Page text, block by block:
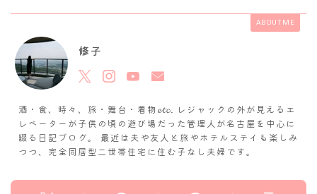
ABOUT ME
修子
酒・食、時々、旅・舞台・着物𝓮𝓽𝓬. レジャックの外が見えるエ
レベーターが子供の頃の遊び場だった管理人が名古屋を中心に
綴る日記ブログ。 最近は夫や友人と旅やホテルステイも楽しみ
つつ、完全同居型二世帯住宅に住む子なし夫婦です。